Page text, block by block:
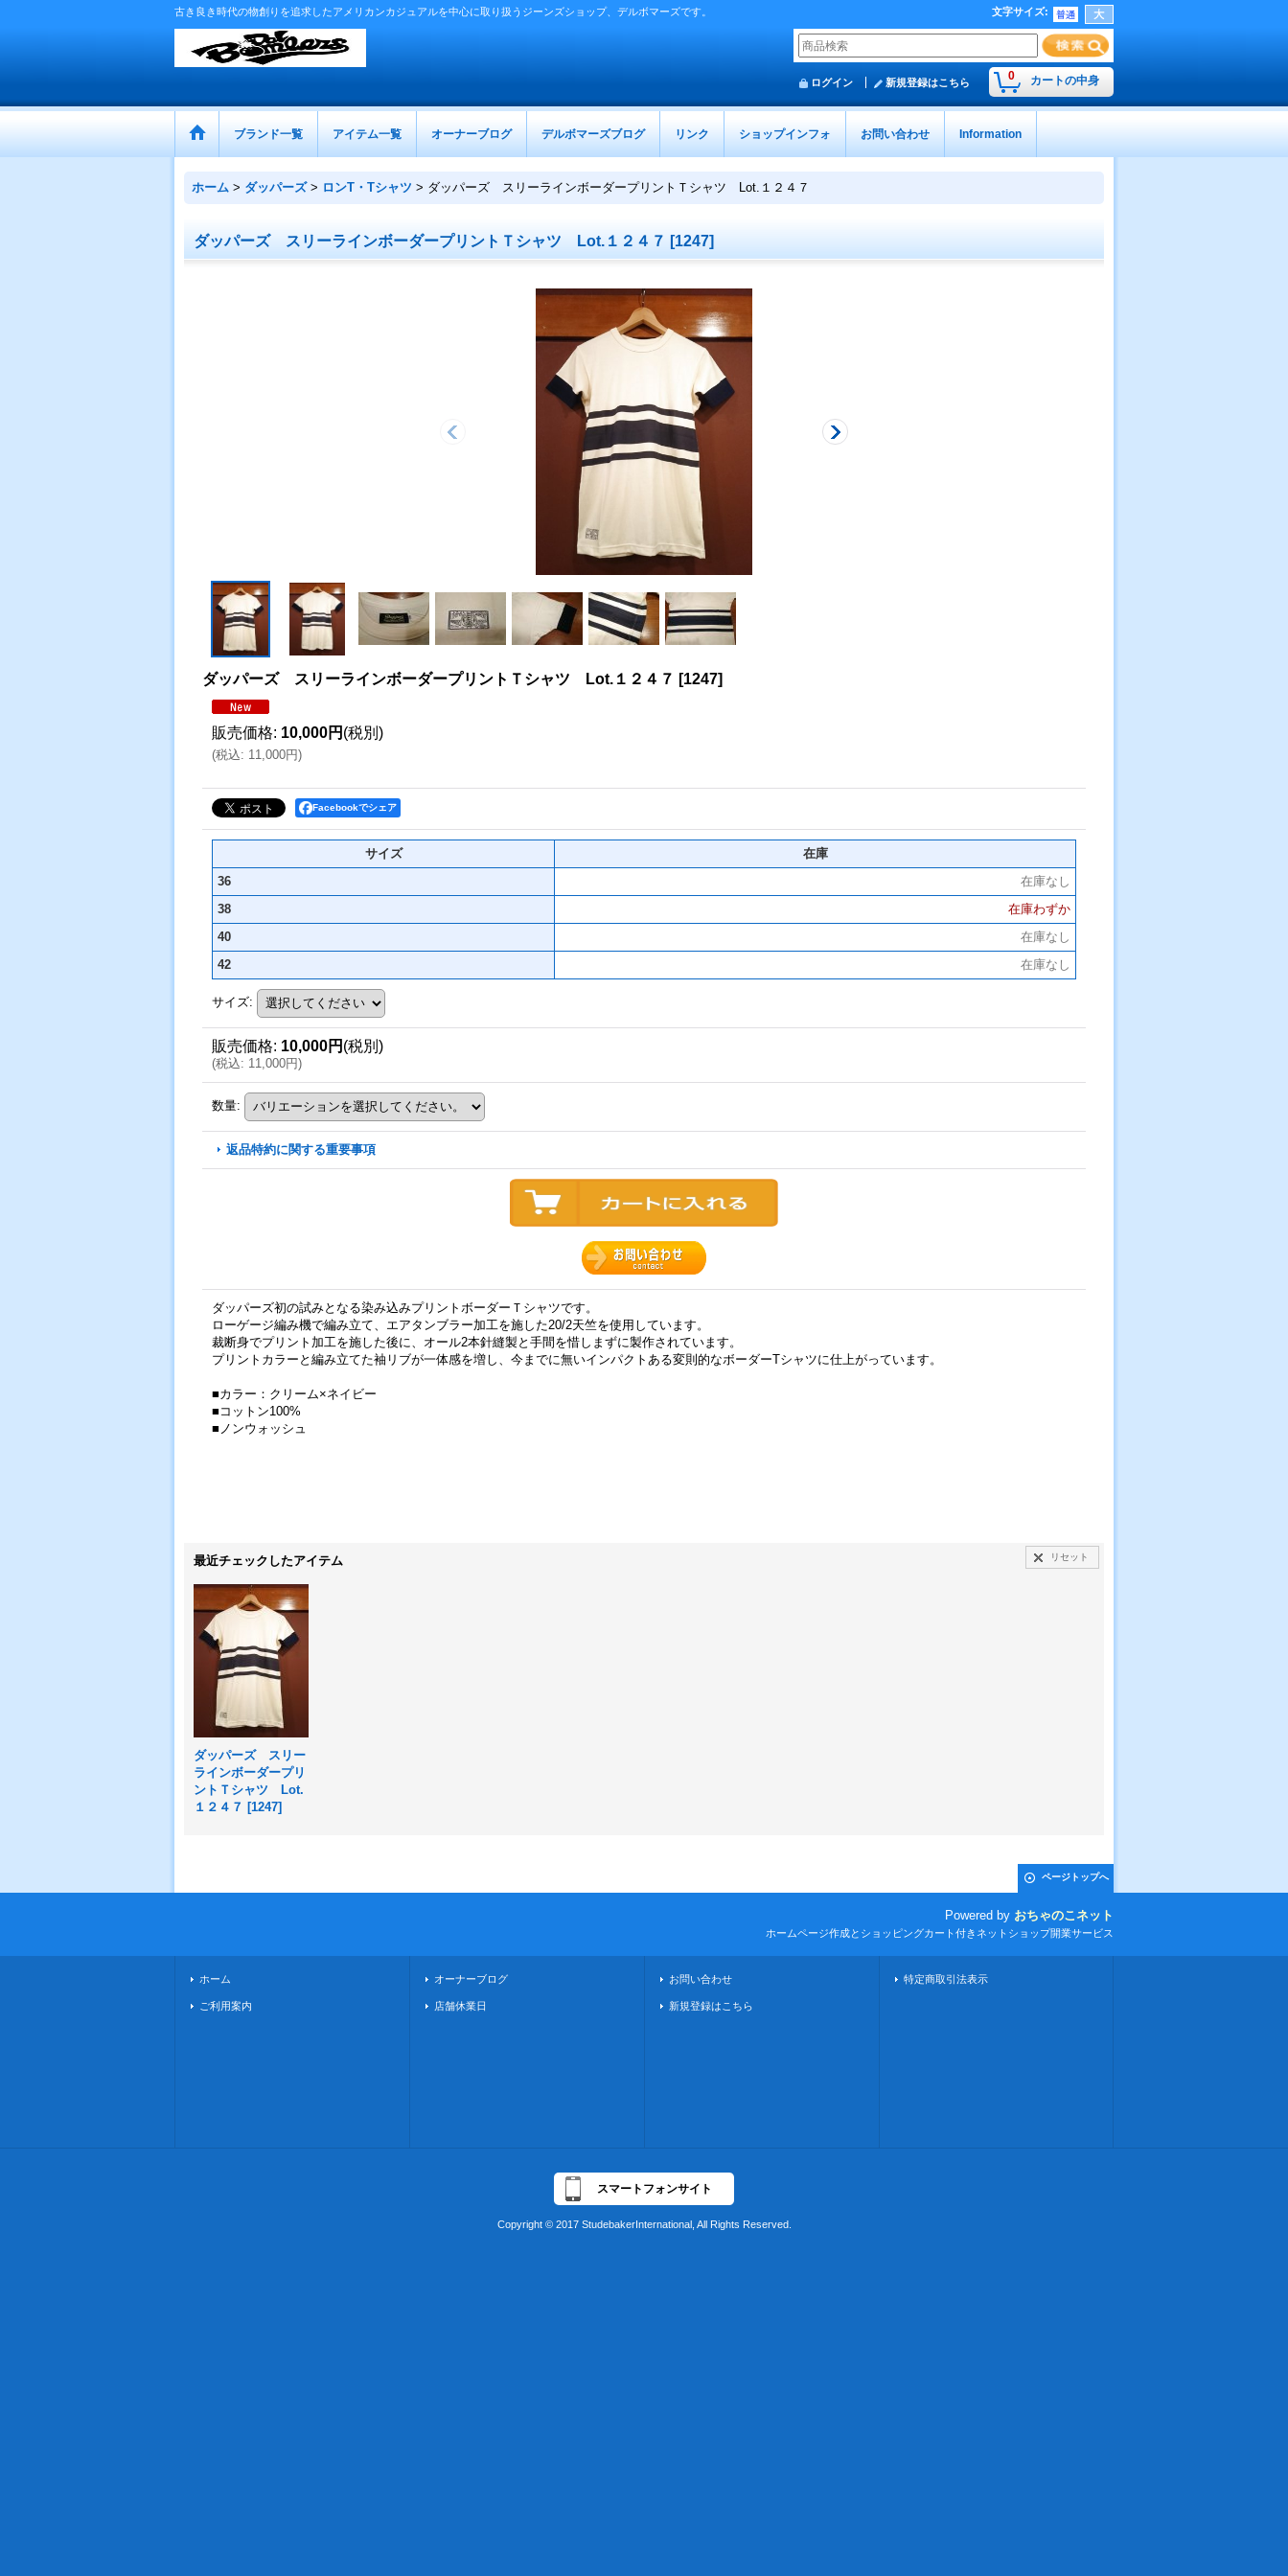
古き良き時代の物創りを追求したアメリカンカジュアルを中心に取り扱うジーンズショップ、デルボマーズです。 文字サイズ:
0 カートの中身
ログイン 新規登録はこちら
ブランド一覧 アイテム一覧 オーナーブログ デルボマーズブログ リンク ショップインフォ お問い合わせ Information
ホーム > ダッパーズ > ロンT・Tシャツ > ダッパーズ スリーラインボーダープリントＴシャツ Lot.１２４７
ダッパーズ スリーラインボーダープリントＴシャツ Lot.１２４７ [1247]
ダッパーズ スリーラインボーダープリントＴシャツ Lot.１２４７ [1247]
販売価格: 10,000円 (税別)
(税込: 11,000円)
Facebookでシェア
サイズ
在庫
36
在庫なし
38
在庫わずか
40
在庫なし
42
在庫なし
サイズ:
販売価格: 10,000円 (税別)
(税込: 11,000円)
数量:
返品特約に関する重要事項
ダッパーズ初の試みとなる染み込みプリントボーダーＴシャツです。
ローゲージ編み機で編み立て、エアタンブラー加工を施した20/2天竺を使用しています。
裁断身でプリント加工を施した後に、オール2本針縫製と手間を惜しまずに製作されています。
プリントカラーと編み立てた袖リブが一体感を増し、今までに無いインパクトある変則的なボーダーTシャツに仕上がっています。
■カラー：クリーム×ネイビー
■コットン100%
■ノンウォッシュ
最近チェックしたアイテム リセット
ダッパーズ スリー
ラインボーダープリ
ントＴシャツ Lot.
１２４７ [1247]
ページトップへ
Powered by おちゃのこネット
ホームページ作成とショッピングカート付きネットショップ開業サービス
ホーム
ご利用案内
オーナーブログ
店舗休業日
お問い合わせ
新規登録はこちら
特定商取引法表示
スマートフォンサイト
Copyright © 2017 StudebakerInternational, All Rights Reserved.